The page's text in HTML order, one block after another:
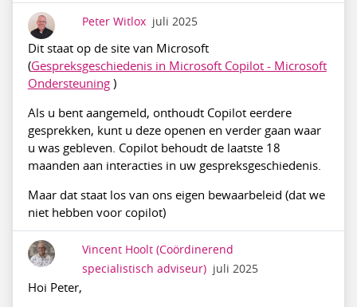
Peter Witlox juli 2025
Dit staat op de site van Microsoft
(Gespreksgeschiedenis in Microsoft Copilot - Microsoft
Ondersteuning)
Als u bent aangemeld, onthoudt Copilot eerdere
gesprekken, kunt u deze openen en verder gaan waar
u was gebleven. Copilot behoudt de laatste 18
maanden aan interacties in uw gespreksgeschiedenis.
Maar dat staat los van ons eigen bewaarbeleid (dat we
niet hebben voor copilot)
Vincent Hoolt (Coördinerend
specialistisch adviseur) juli 2025
Hoi Peter,